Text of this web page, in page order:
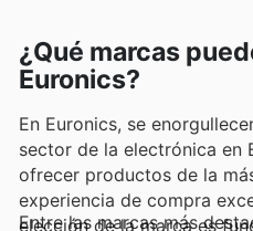
¿Qué marcas
Euronics?
En Euronics, se
sector de la electrónica en
ofrecer productos de la
experiencia de compra
elección de la marca es
Entre las marcas más